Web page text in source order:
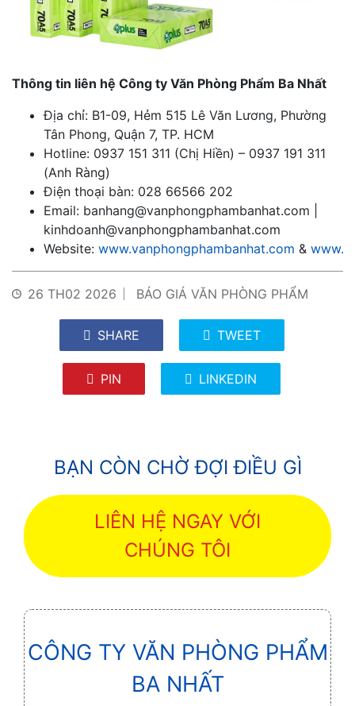
Thông tin liên hệ Công ty Văn Phòng Phẩm Ba Nhất
Địa chỉ: B1-09, Hẻm 515 Lê Văn Lương, Phường
Tân Phong, Quận 7, TP. HCM
Hotline: 0937 151 311 (Chị Hiền) – 0937 191 311
(Anh Ràng)
Điện thoại bàn: 028 66566 202
Email: banhang@vanphongphambanhat.com |
kinhdoanh@vanphongphambanhat.com
Website: www.vanphongphambanhat.com &
26 TH02 2026 BÁO GIÁ VĂN PHÒNG PHẨM
SHARE TWEET
PIN LINKEDIN
BẠN CÒN CHỜ ĐỢI ĐIỀU GÌ
LIÊN HỆ NGAY VỚI
CHÚNG TÔI
CÔNG TY VĂN PHÒNG PHẨM
BA NHẤT